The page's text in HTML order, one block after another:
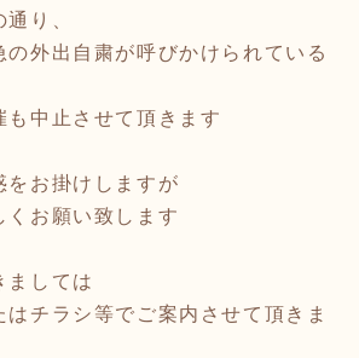
り、
の外出自粛が呼びかけられている
も中止させて頂きます
をお掛けしますが
くお願い致します
ましては
はチラシ等でご案内させて頂きま